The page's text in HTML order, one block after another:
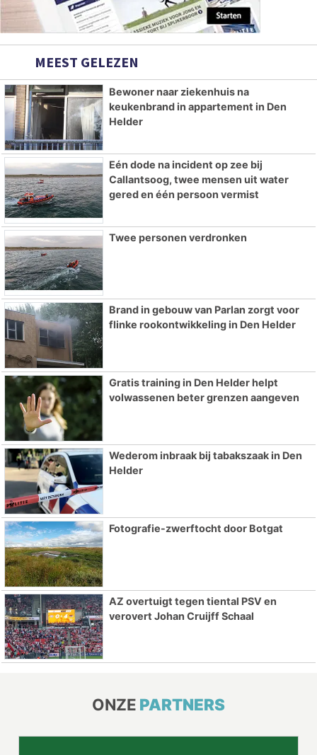
MEEST GELEZEN
Bewoner naar ziekenhuis na
keukenbrand in appartement in Den
Helder
Eén dode na incident op zee bij
Callantsoog, twee mensen uit water
gered en één persoon vermist
Twee personen verdronken
Brand in gebouw van Parlan zorgt voor
flinke rookontwikkeling in Den Helder
Gratis training in Den Helder helpt
volwassenen beter grenzen aangeven
Wederom inbraak bij tabakszaak in Den
Helder
Fotografie-zwerftocht door Botgat
AZ overtuigt tegen tiental PSV en
verovert Johan Cruijff Schaal
ONZE PARTNERS